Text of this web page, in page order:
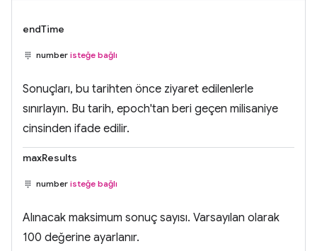
endTime
number isteğe bağlı
Sonuçları, bu tarihten önce ziyaret edilenlerle
sınırlayın. Bu tarih, epoch'tan beri geçen milisaniye
cinsinden ifade edilir.
maxResults
number isteğe bağlı
Alınacak maksimum sonuç sayısı. Varsayılan olarak
100 değerine ayarlanır.